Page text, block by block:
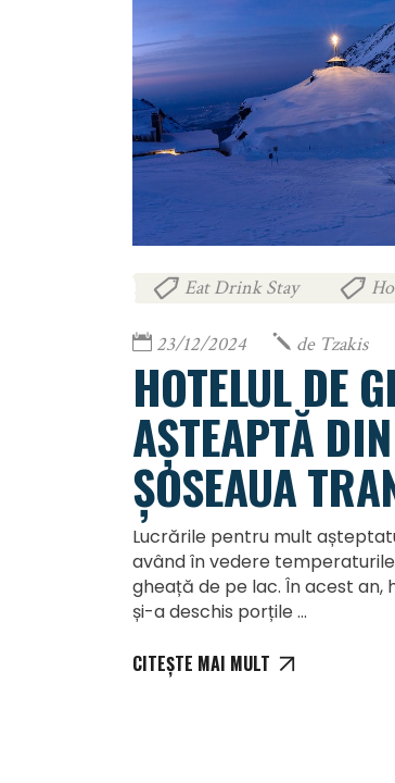
Eat Drink Stay
23/12/2024 de Tzakis
HOTELUL DE
AȘTEAPTĂ
ȘOSEAUA
Lucrările pentru mult
având în vedere
gheață de pe lac. În acest an,
și-a deschis porțile
CITEȘTE MAI MULT